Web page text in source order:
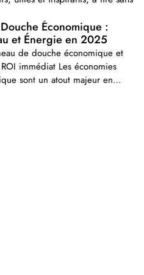
Économique :
et Énergie en 2025
de douche économique et
immédiat Les économies
sont un atout majeur en…